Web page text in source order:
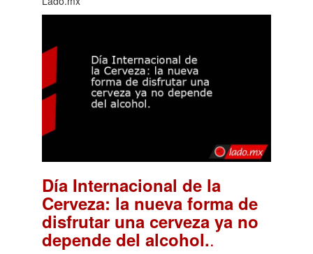
Día Internacional de la
Cerveza: la nueva forma de
disfrutar una cerveza ya no
depende del alcohol..